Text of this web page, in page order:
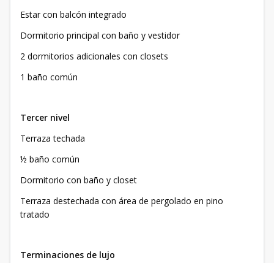
Estar con balcón integrado
Dormitorio principal con baño y vestidor
2 dormitorios adicionales con closets
1 baño común
Tercer nivel
Terraza techada
½ baño común
Dormitorio con baño y closet
Terraza destechada con área de pergolado en pino
tratado
Terminaciones de lujo